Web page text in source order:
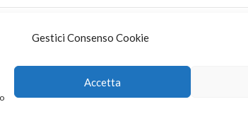
Gestici Consenso Cookie
Accetta
PROGETTO CO-FINANZIATO DAL POR FERS TOSCANA 2014-2020